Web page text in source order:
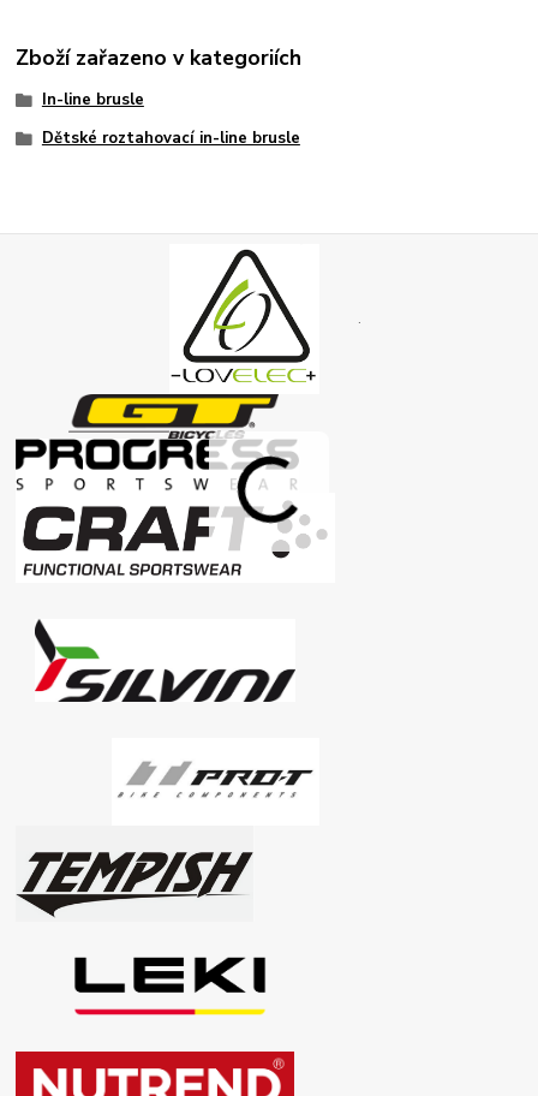
Zboží zařazeno v kategoriích
In-line brusle
Dětské roztahovací in-line brusle
.